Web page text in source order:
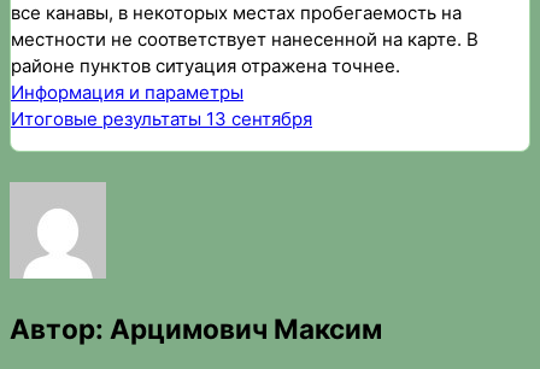
все канавы, в некоторых местах пробегаемость на
местности не соответствует нанесенной на карте. В
районе пунктов ситуация отражена точнее.
Информация и параметры
Итоговые результаты 13 сентября
Автор: Арцимович Максим